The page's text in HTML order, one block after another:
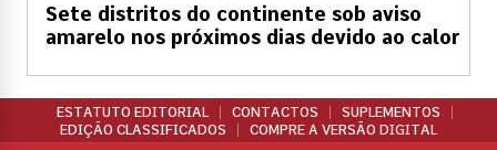
Sete distritos do continente sob aviso
amarelo nos próximos dias devido ao calor
ESTATUTO EDITORIAL CONTACTOS
SUPLEMENTOS
EDIÇÃO CLASSIFICADOS
COMPRE A VERSÃO DIGITAL